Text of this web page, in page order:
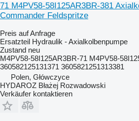
71 M4PV58-58I125AR3BR-381
Commander Feldspritze
Preis auf Anfrage
Ersatzteil Hydraulik - Axialkolbenpumpe
Zustand neu
M4PV58-58I125AR3BR-71 M4PV58-
360582125131371 3605821251313381
Polen, Główczyce
HYDAROZ Błażej Rozwadowski
Verkäufer kontaktieren